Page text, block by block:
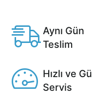
Aynı Gün
Teslim
Hızlı ve
Servis